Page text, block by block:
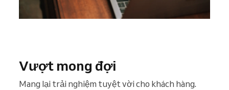
Vượt mong đợi
Mang lại trải nghiệm tuyệt vời cho khách hàng.